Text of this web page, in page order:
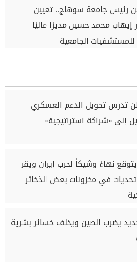
رئيس جامعة سوهاج.. تعيين
إيهاب محمد حسين مديرًا ماليًا
للمستشفيات الجامعية
تدرس تحويل الدعم العسكري
إلى «شراكة استراتيجية»
نهاءً وشيكاً لحرب إيران ويقر
في مخزونات بعض الذخائر
يضرب الصين ويخلف خسائر بشرية